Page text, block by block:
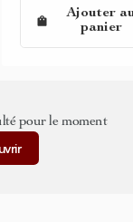
Ajouter
panier
pour le moment